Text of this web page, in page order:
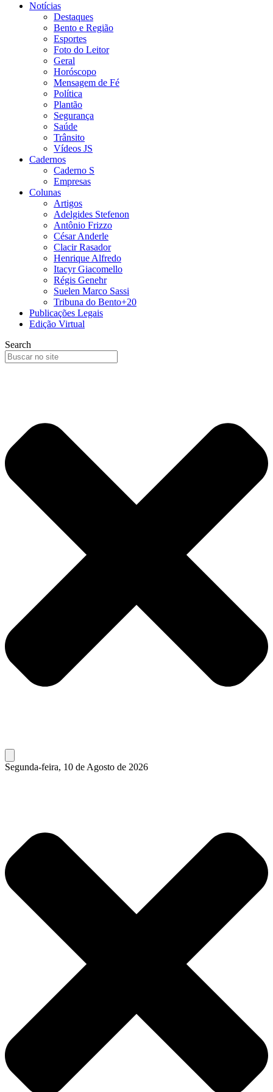
Notícias
Destaques
Bento e Região
Esportes
Foto do Leitor
Geral
Horóscopo
Mensagem de Fé
Política
Plantão
Segurança
Saúde
Trânsito
Vídeos JS
Cadernos
Caderno S
Empresas
Colunas
Artigos
Adelgides Stefenon
Antônio Frizzo
César Anderle
Clacir Rasador
Henrique Alfredo
Itacyr Giacomello
Régis Genehr
Suelen Marco Sassi
Tribuna do Bento+20
Publicações Legais
Edição Virtual
Search
Segunda-feira, 10 de Agosto de 2026